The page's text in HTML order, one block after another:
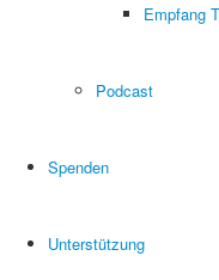
Empfang
Podcast
Spenden
Unterstützung